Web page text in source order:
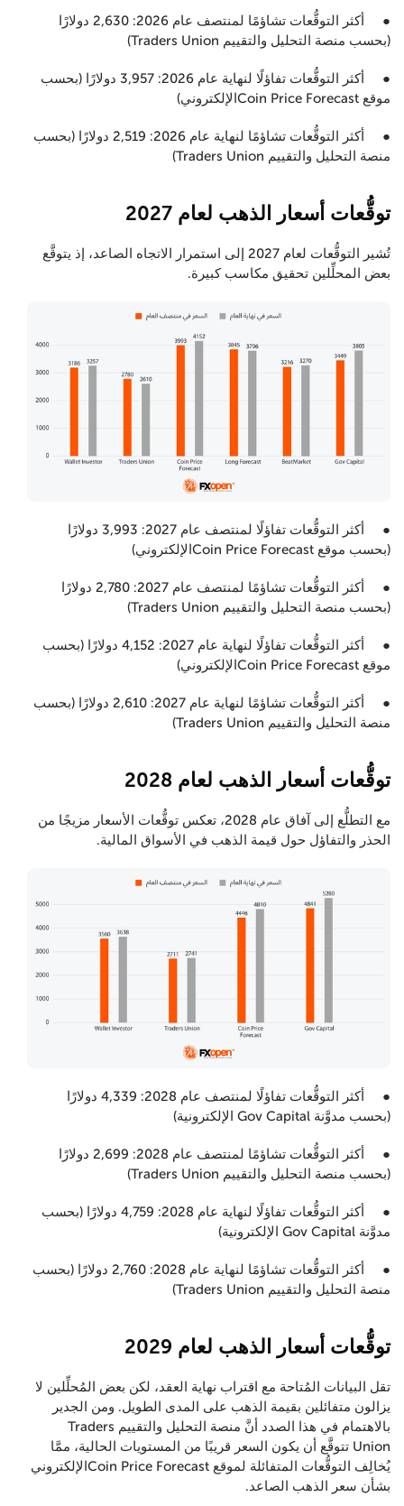
● أكثر التوقُّعات تشاؤمًا لمنتصف عام 2026: 2,630 دولارًا
(بحسب منصة التحليل والتقييم Traders Union)
● أكثر التوقُّعات تفاؤلًا لنهاية عام 2026: 3,957 دولارًا (بحسب
موقع Coin Price Forecastالإلكتروني)
● أكثر التوقُّعات تشاؤمًا لنهاية عام 2026: 2,519 دولارًا (بحسب
منصة التحليل والتقييم Traders Union)
توقُّعات أسعار الذهب لعام 2027
تُشير التوقُّعات لعام 2027 إلى استمرار الاتجاه الصاعد، إذ يتوقَّع
بعض المحلِّلين تحقيق مكاسب كبيرة.
● أكثر التوقُّعات تفاؤلًا لمنتصف عام 2027: 3,993 دولارًا
(بحسب موقع Coin Price Forecastالإلكتروني)
● أكثر التوقُّعات تشاؤمًا لمنتصف عام 2027: 2,780 دولارًا
(بحسب منصة التحليل والتقييم Traders Union)
● أكثر التوقُّعات تفاؤلًا لنهاية عام 2027: 4,152 دولارًا (بحسب
موقع Coin Price Forecastالإلكتروني)
● أكثر التوقُّعات تشاؤمًا لنهاية عام 2027: 2,610 دولارًا (بحسب
منصة التحليل والتقييم Traders Union)
توقُّعات أسعار الذهب لعام 2028
مع التطلُّع إلى آفاق عام 2028، تعكس توقُّعات الأسعار مزيجًا من
الحذر والتفاؤل حول قيمة الذهب في الأسواق المالية.
● أكثر التوقُّعات تفاؤلًا لمنتصف عام 2028: 4,339 دولارًا
(بحسب مدوَّنة Gov Capital الإلكترونية)
● أكثر التوقُّعات تشاؤمًا لمنتصف عام 2028: 2,699 دولارًا
(بحسب منصة التحليل والتقييم Traders Union)
● أكثر التوقُّعات تفاؤلًا لنهاية عام 2028: 4,759 دولارًا (بحسب
مدوَّنة Gov Capital الإلكترونية)
● أكثر التوقُّعات تشاؤمًا لنهاية عام 2028: 2,760 دولارًا (بحسب
منصة التحليل والتقييم Traders Union)
توقُّعات أسعار الذهب لعام 2029
تقل البيانات المُتاحة مع اقتراب نهاية العقد، لكن بعض المُحلِّلين لا
يزالون متفائلين بقيمة الذهب على المدى الطويل. ومن الجدير
بالاهتمام في هذا الصدد أنَّ منصة التحليل والتقييم Traders
Union تتوقَّع أن يكون السعر قريبًا من المستويات الحالية، ممَّا
يُخالِف التوقُّعات المتفائلة لموقع Coin Price Forecastالإلكتروني
بشأن سعر الذهب الصاعد.